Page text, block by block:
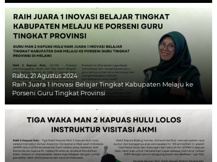
Rabu, 21 Agustus 2024
Raih Juara 1 Inovasi Belajar Tingkat Kabupaten Melaju ke
Porseni Guru Tingkat Provinsi